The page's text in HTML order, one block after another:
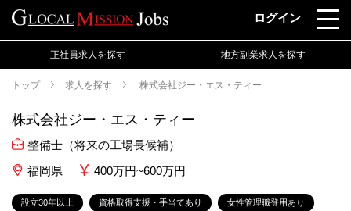
ログイン
正社員求人を探す 地方副業求人を探す
トップ 求人を探す 株式会社ジー・エス・ティー
株式会社ジー・エス・ティー
整備士（将来の工場長候補）
福岡県
400万円~600万円
設立30年以上 資格取得支援・手当てあり 女性管理職登用あり